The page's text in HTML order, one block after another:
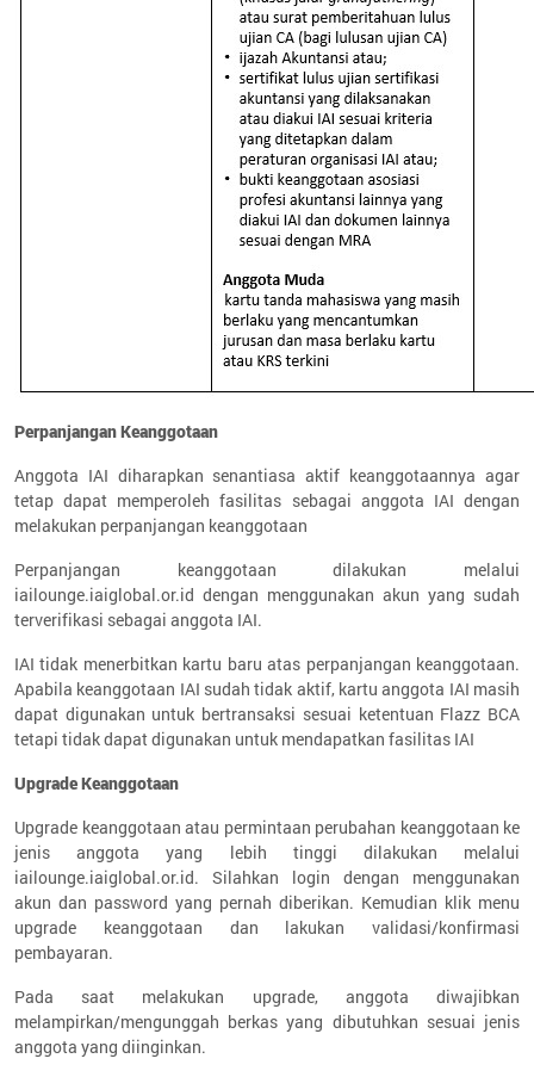
Perpanjangan Keanggotaan
Anggota IAI diharapkan senantiasa aktif keanggotaannya agar
tetap dapat memperoleh fasilitas sebagai anggota IAI dengan
melakukan perpanjangan keanggotaan
Perpanjangan keanggotaan dilakukan melalui
iailounge.iaiglobal.or.id dengan menggunakan akun yang sudah
terverifikasi sebagai anggota IAI.
IAI tidak menerbitkan kartu baru atas perpanjangan keanggotaan.
Apabila keanggotaan IAI sudah tidak aktif, kartu anggota IAI masih
dapat digunakan untuk bertransaksi sesuai ketentuan Flazz BCA
tetapi tidak dapat digunakan untuk mendapatkan fasilitas IAI
Upgrade Keanggotaan
Upgrade keanggotaan atau permintaan perubahan keanggotaan ke
jenis anggota yang lebih tinggi dilakukan melalui
iailounge.iaiglobal.or.id. Silahkan login dengan menggunakan
akun dan password yang pernah diberikan. Kemudian klik menu
upgrade keanggotaan dan lakukan validasi/konfirmasi
pembayaran.
Pada saat melakukan upgrade, anggota diwajibkan
melampirkan/mengunggah berkas yang dibutuhkan sesuai jenis
anggota yang diinginkan.